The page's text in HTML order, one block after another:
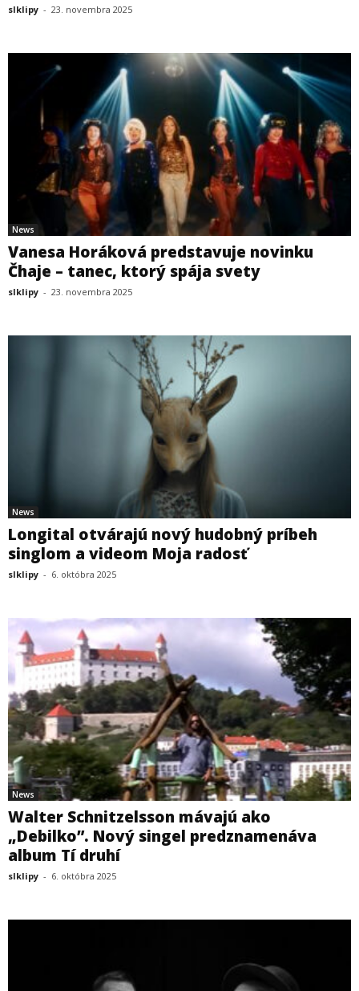
slklipy - 23. novembra 2025
News
Vanesa Horáková predstavuje novinku
Čhaje – tanec, ktorý spája svety
slklipy - 23. novembra 2025
News
Longital otvárajú nový hudobný príbeh
singlom a videom Moja radosť
slklipy - 6. októbra 2025
News
Walter Schnitzelsson mávajú ako
„Debilko”. Nový singel predznamenáva
album Tí druhí
slklipy - 6. októbra 2025